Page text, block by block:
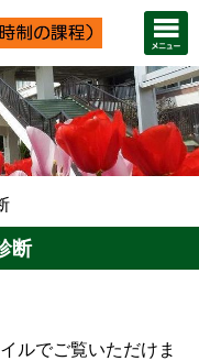
断
ルでご覧いただけま